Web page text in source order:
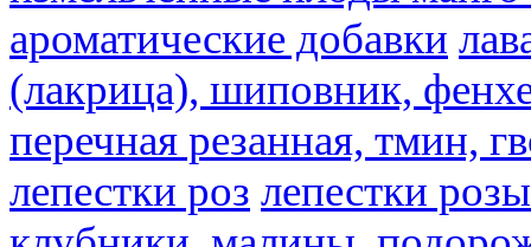
ароматические добавки
(лакрица), шиповник,
перечная резанная, тмин,
лепестки роз лепестки розы